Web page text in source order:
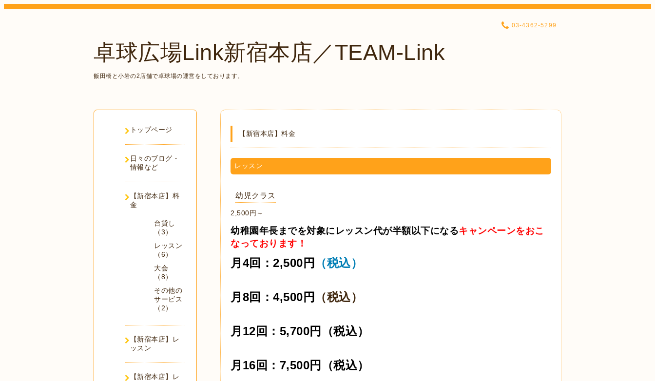
卓球広場Link新宿本店／TEAM-Link
飯田橋と小岩の2店舗で卓球場の運営をしております。
03-4362-5299
【新宿本店】料金
レッスン
幼児クラス
2,500円～
幼稚園年長までを対象にレッスン代が半額以下になるキャンペーンをおこ
なっております！
月4回：2,500円 （税込）
月8回：4,500円 （税込）
月12回：5,700円（税込）
月16回：7,500円（税込）
トップページ
日々のブログ・
情報など
【新宿本店】料
金
台貸し
（3）
レッスン
（6）
大会
（8）
その他の
サービス
（2）
【新宿本店】レ
ッスン
【新宿本店】レ